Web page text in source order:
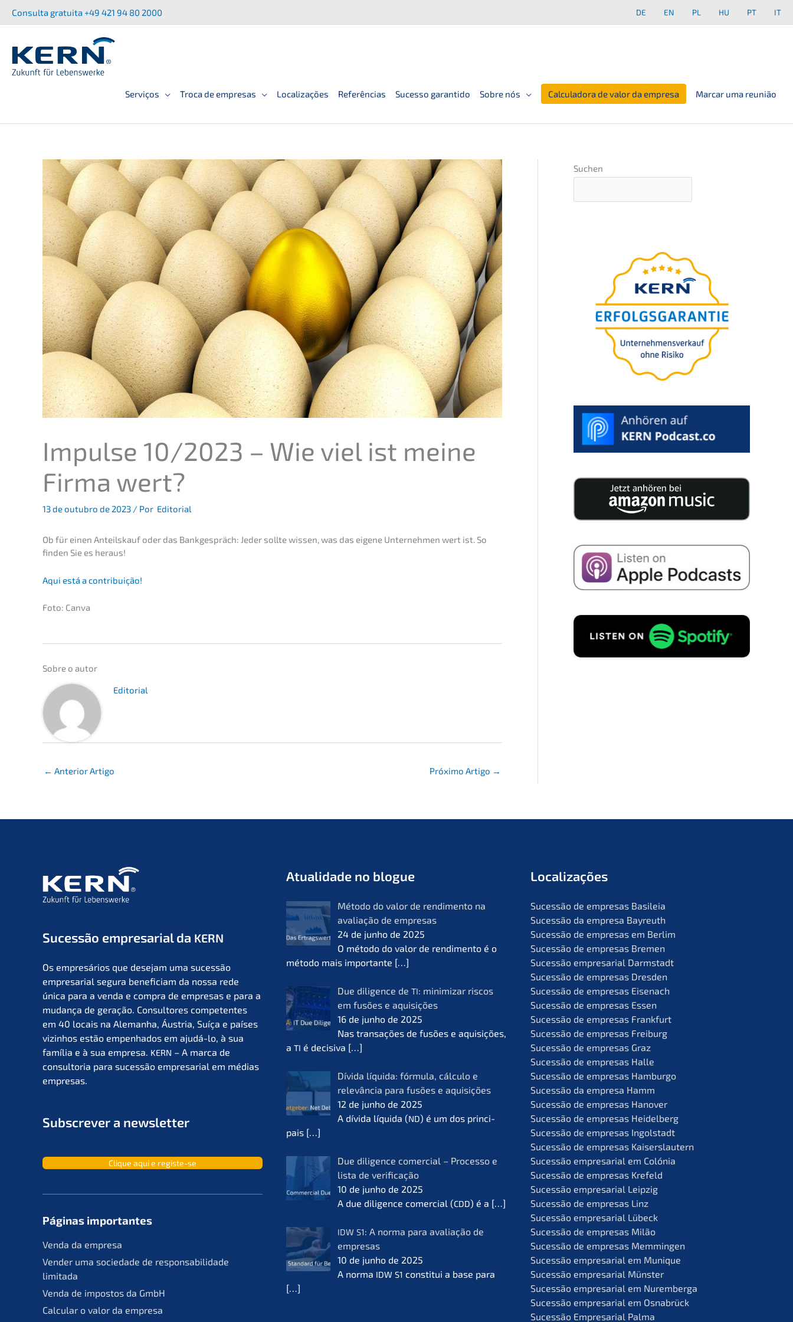
para
conteúdo
Consul­ta gratui­ta +49 421 94 80 2000 DE EN PL HU PT IT
Serviços Troca de empresas Localizações Referências Sucesso garantido Sobre nós Calculadora de valor da empresa Marcar uma reunião
Impul­se 10/2023 – Wie viel ist meine
Firma wert?
13 de outub­ro de 2023 / Por Editorial
Ob für einen Anteils­kauf oder das Bankge­spräch: Jeder sollte wissen, was das eigene Unter­neh­men wert ist. So
finden Sie es heraus!
Aqui está a contribuição!
Foto: Canva
Sobre o autor
Edito­ri­al
← Anterior Artigo Próxi­mo Artigo →
Suchen
guia defini­tivo
para a suces­são da
sua empresa
páginas reple­tas de conhe­ci­men­to
para a suces­são da sua empresa.
to dos meus dados para receber
e-mails sobre suces­são empre­
sa­ri­al, de acordo comPolíti­ca de
Suces­são empre­sa­ri­al da KERN
Os empresá­ri­os que desejam uma suces­são
empre­sa­ri­al segura benefi­ci­am da nossa rede
única para a venda e compra de empre­sas e para a
mudan­ça de geração. Consul­to­res compe­ten­tes
em 40 locais na Aleman­ha, Áustria, Suíça e países
vizin­hos estão empen­ha­dos em ajudá-lo, à sua
família e à sua empre­sa. KERN – A marca de
consult­oria para suces­são empre­sa­ri­al em médias
empresas.
Subscrever a newsletter
Clique aqui e registe-se
Páginas importan­tes
Venda da empresa
Vender uma socie­da­de de responsa­bil­ida­de
limitada
Venda de impos­tos da GmbH
Calcu­lar o valor da empresa
Atual­i­da­de no blogue
Método do valor de rendi­men­to na
avalia­ção de empre­sas
24 de junho de 2025
O método do valor de rendi­men­to é o
método mais importan­te […]
Due diligence deTI: minimi­zar riscos
em fusões e aquisi­ções
16 de junho de 2025
Nas transa­ções de fusões e aquisi­ções,
aTI é decisi­va […]
Dívida líqui­da: fórmu­la, cálcu­lo e
relevân­cia para fusões e aquisi­ções
12 de junho de 2025
A dívida líqui­da (ND) é um dos princi­
pais […]
Due diligence comer­cial – Proces­so e
lista de verifi­ca­ção
10 de junho de 2025
A due diligence comer­cial (CDD) é a […]
IDW S1: A norma para avalia­ção de
empre­sas
10 de junho de 2025
A norma IDW S1 consti­tui a base para
[…]
Locali­za­ções
Suces­são de empre­sas Basileia
Suces­são da empre­sa Bayreuth
Suces­são de empre­sas em Berlim
Suces­são de empre­sas Bremen
Suces­são empre­sa­ri­al Darmstadt
Suces­são de empre­sas Dresden
Suces­são de empre­sas Eisenach
Suces­são de empre­sas Essen
Suces­são de empre­sas Frankfurt
Suces­são de empre­sas Freiburg
Suces­são de empre­sas Graz
Suces­são de empre­sas Halle
Suces­são de empre­sas Hamburgo
Suces­são da empre­sa Hamm
Suces­são de empre­sas Hanover
Suces­são de empre­sas Heidelberg
Suces­são de empre­sas Ingolstadt
Suces­são de empre­sas Kaiserslautern
Suces­são empre­sa­ri­al em Colónia
Suces­são de empre­sas Krefeld
Suces­são empre­sa­ri­al Leipzig
Suces­são de empre­sas Linz
Suces­são empre­sa­ri­al Lübeck
Suces­são de empre­sas Milão
Suces­são de empre­sas Memmingen
Suces­são empre­sa­ri­al em Munique
Suces­são empre­sa­ri­al Münster
Suces­são empre­sa­ri­al em Nuremberga
Suces­são empre­sa­ri­al em Osnabrück
Suces­são Empre­sa­ri­al Palma